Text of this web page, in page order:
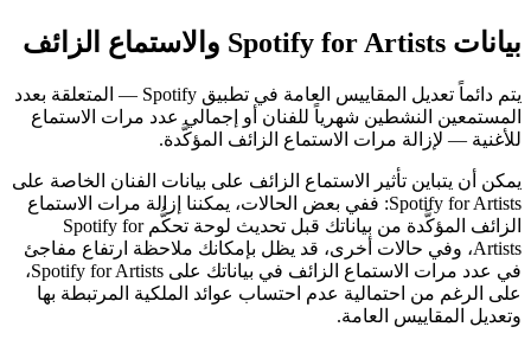
بيانات Spotify for Artists والاستماع الزائف
يتم دائماً تعديل المقاييس العامة في تطبيق Spotify — المتعلقة بعدد
المستمعين النشطين شهرياً للفنان أو إجمالي عدد مرات الاستماع
للأغنية — لإزالة مرات الاستماع الزائف المؤكَّدة.
يمكن أن يتباين تأثير الاستماع الزائف على بيانات الفنان الخاصة على
Spotify for Artists: ففي بعض الحالات، يمكننا إزالة مرات الاستماع
الزائف المؤكَّدة من بياناتك قبل تحديث لوحة تحكُّم Spotify for
Artists، وفي حالات أخرى، قد يظل بإمكانك ملاحظة ارتفاع مفاجئ
في عدد مرات الاستماع الزائف في بياناتك على Spotify for Artists،
على الرغم من احتمالية عدم احتساب عوائد الملكية المرتبطة بها
وتعديل المقاييس العامة.